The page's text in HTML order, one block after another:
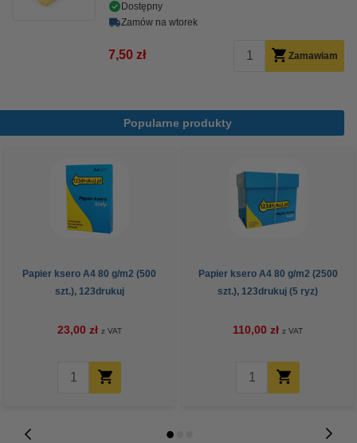
Dostępny
Zamów na wtorek
7,50 zł Zamawiam
Popularne produkty
Papier ksero A4 80 g/m2 (500
szt.), 123drukuj
23,00 zł z VAT
Papier ksero A4 80 g/m2 (2500
szt.), 123drukuj (5 ryz)
110,00 zł z VAT